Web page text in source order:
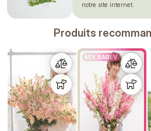
notre site internet.
Produits
MIX BAREV